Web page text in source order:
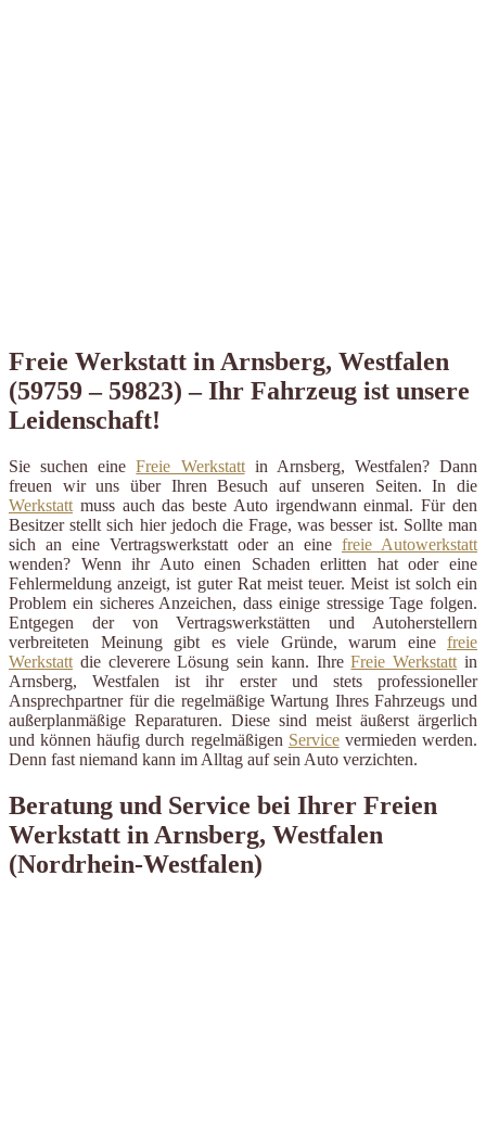
Freie Werkstatt in Arnsberg, Westfalen
(59759 – 59823) – Ihr Fahrzeug ist unsere
Leidenschaft!
Sie suchen eineFreie Werkstattin Arnsberg, Westfalen? Dann
freuen wir uns über Ihren Besuch auf unseren Seiten. In die
Werkstatt muss auch das beste Auto irgendwann einmal. Für den
Besitzer stellt sich hier jedoch die Frage, was besser ist. Sollte man
sich an eine Vertragswerkstatt oder an eine freie Autowerkstatt
wenden? Wenn ihr Auto einen Schaden erlitten hat oder eine
Fehlermeldung anzeigt, ist guter Rat meist teuer. Meist ist solch ein
Problem ein sicheres Anzeichen, dass einige stressige Tage folgen.
Entgegen der von Vertragswerkstätten und Autoherstellern
verbreiteten Meinung gibt es viele Gründe, warum eine freie
Werkstatt die cleverere Lösung sein kann. IhreFreie Werkstatt in
Arnsberg, Westfalen ist ihr erster und stets professioneller
Ansprechpartner für die regelmäßige Wartung Ihres Fahrzeugs und
außerplanmäßige Reparaturen. Diese sind meist äußerst ärgerlich
und können häufig durch regelmäßigen Servicevermieden werden.
Denn fast niemand kann im Alltag auf sein Auto verzichten.
Beratung und Service bei Ihrer Freien
Werkstatt in Arnsberg, Westfalen
(Nordrhein-Westfalen)